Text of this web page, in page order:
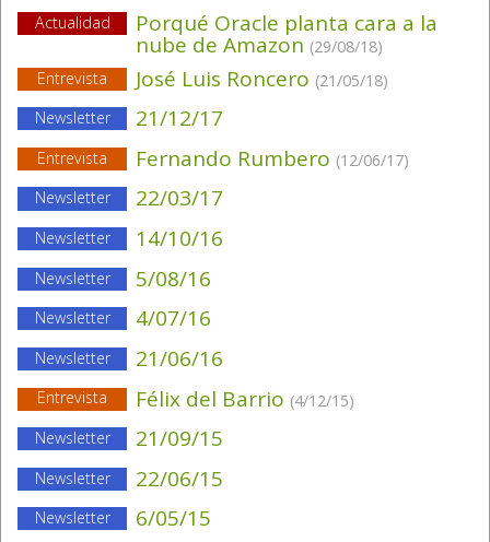
Actualidad Porqué Oracle planta cara a la
nube de Amazon (29/08/18)
Entrevista
José Luis Roncero (21/05/18)
Newsletter
21/12/17
Entrevista Fernando Rumbero (12/06/17)
Newsletter
22/03/17
Newsletter 14/10/16
Newsletter 5/08/16
Newsletter 4/07/16
Newsletter 21/06/16
Entrevista Félix del Barrio (4/12/15)
Newsletter
21/09/15
Newsletter 22/06/15
Newsletter 6/05/15